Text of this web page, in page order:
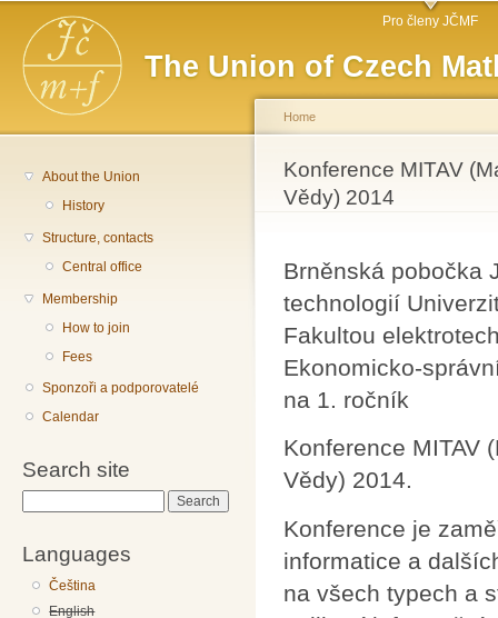
The Union of Czech
Main menu Pro členy JČMF
About the Union
History
Structure, contacts
Central office
Membership
How to join
Fees
Sponzoři a podporovatelé
Calendar
Search site
Languages
Čeština
English
You are here
Home
Konference MITAV
Vědy) 2014
Brněnská pobočka
technologií
Fakultou
Ekonomicko-
na 1. ročník
Konference MITAV
Vědy) 2014.
Konference je
informatice a
na všech typech a